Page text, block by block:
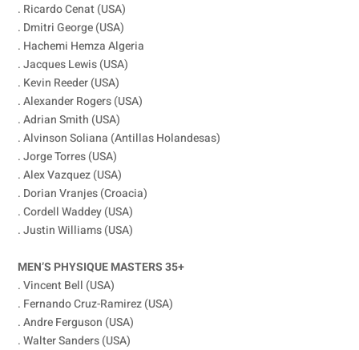
. Ricardo Cenat (USA)
. Dmitri George (USA)
. Hachemi Hemza Algeria
. Jacques Lewis (USA)
. Kevin Reeder (USA)
. Alexander Rogers (USA)
. Adrian Smith (USA)
. Alvinson Soliana (Antillas Holandesas)
. Jorge Torres (USA)
. Alex Vazquez (USA)
. Dorian Vranjes (Croacia)
. Cordell Waddey (USA)
. Justin Williams (USA)
MEN’S PHYSIQUE MASTERS 35+
. Vincent Bell (USA)
. Fernando Cruz-Ramirez (USA)
. Andre Ferguson (USA)
. Walter Sanders (USA)